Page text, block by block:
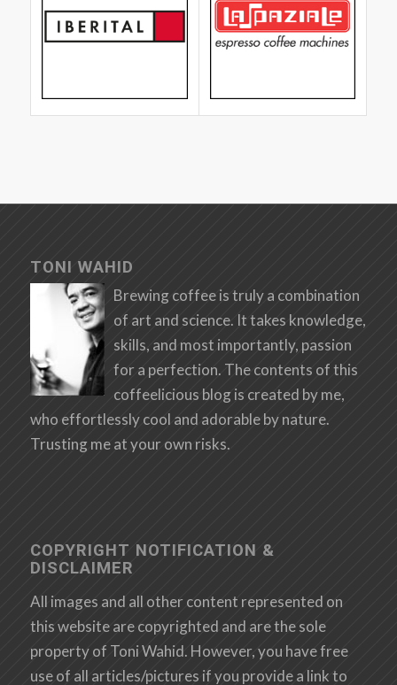
TONI WAHID
Brewing coffee is truly a combination
of art and science. It takes knowledge,
skills, and most importantly, passion
for a perfection. The contents of this
coffeelicious blog is created by me,
who effortlessly cool and adorable by nature.
Trusting me at your own risks.
COPYRIGHT NOTIFICATION &
DISCLAIMER
All images and all other content represented on
this website are copyrighted and are the sole
property of Toni Wahid. However, you have free
use of all articles/pictures if you provide a link to